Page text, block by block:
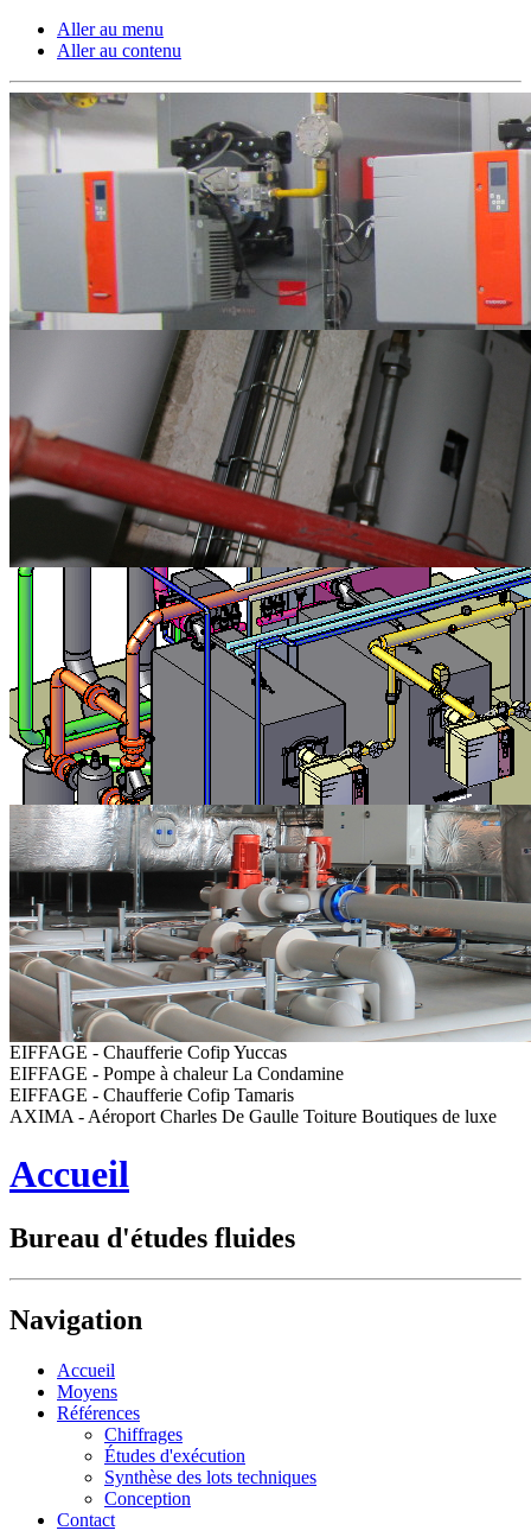
Aller au menu
Aller au contenu
EIFFAGE - Chaufferie Cofip Yuccas
EIFFAGE - Pompe à chaleur La Condamine
EIFFAGE - Chaufferie Cofip Tamaris
AXIMA - Aéroport Charles De Gaulle Toiture Boutiques de luxe
Accueil
Bureau d'études fluides
Navigation
Accueil
Moyens
Références
Chiffrages
Études d'exécution
Synthèse des lots techniques
Conception
Contact